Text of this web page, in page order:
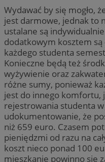
Wydawać by się mogło,
jest darmowe, jednak to
ustalane są
dodatkowym kosztem są
każdego studenta
Konieczne będą też
wyżywienie oraz
różne sumy, ponieważ
jest do innego komfortu,
rejestrowania studenta
udokumentowanie, że
niż 659 euro. Czasem
pieniędzmi od razu na
koszt nieco ponad 100
mieszkanie powinno się